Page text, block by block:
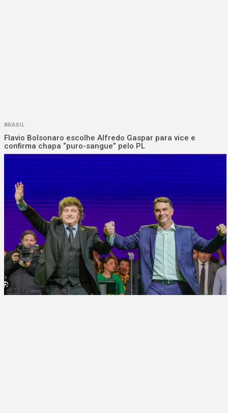
BRASIL
Flavio Bolsonaro escolhe Alfredo Gaspar para vice e
confirma chapa “puro-sangue” pelo PL